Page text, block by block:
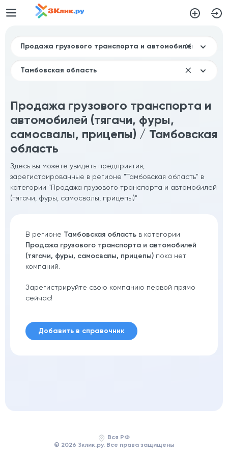
Продажа грузового транспорта и
автомобилей (тягачи, фуры,
самосвалы, прицепы) / Тамбовская
область
Здесь вы можете увидеть предприятия,
зарегистрированные в регионе "Тамбовская область" в
категории "Продажа грузового транспорта и автомобилей
(тягачи, фуры, самосвалы, прицепы)"
В регионе Тамбовская область в категории
Продажа грузового транспорта и автомобилей
(тягачи, фуры, самосвалы, прицепы) пока нет
компаний.
Зарегистрируйте свою компанию первой прямо
сейчас!
Добавить в справочник
Вся РФ
© 2026 3клик.ру. Все права защищены